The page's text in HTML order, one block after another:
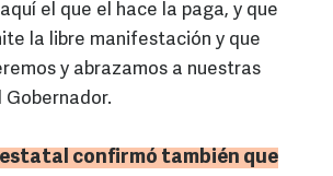
el que el hace la paga, y que
la libre manifestación y que
y abrazamos a nuestras
Gobernador.
confirmó también que